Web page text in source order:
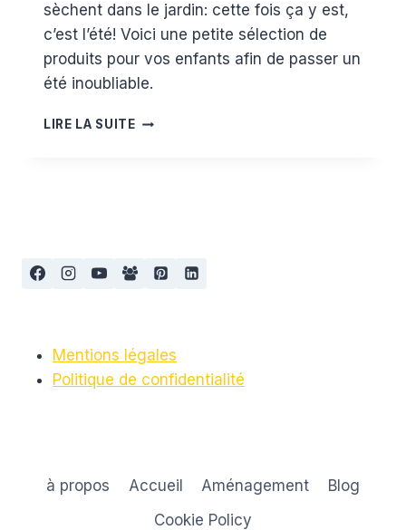
sèchent dans le jardin: cette fois ça y est,
c’est l’été! Voici une petite sélection de
produits pour vos enfants afin de passer un
été inoubliable.
LIRE LA SUITESÉLECTION
Mentions légales
Politique de confidentialité
à propos Accueil Aménagement
Blog
Cookie Policy